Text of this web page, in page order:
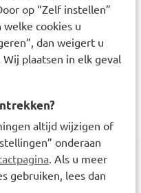
op “Zelf instellen”
cookies u
dan weigert u
plaatsen in elk geval
altijd wijzigen of
onderaan
. Als u meer
gebruiken, lees dan